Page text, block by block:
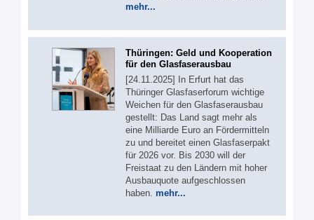
mehr...
Thüringen: Geld und Kooperation
für den Glasfaserausbau
[24.11.2025] In Erfurt hat das
Thüringer Glasfaserforum wichtige
Weichen für den Glasfaserausbau
gestellt: Das Land sagt mehr als
eine Milliarde Euro an Fördermitteln
zu und bereitet einen Glasfaserpakt
für 2026 vor. Bis 2030 will der
Freistaat zu den Ländern mit hoher
Ausbauquote aufgeschlossen
haben. mehr...